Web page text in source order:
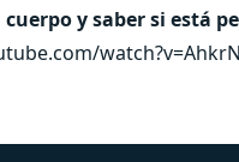
y saber si está